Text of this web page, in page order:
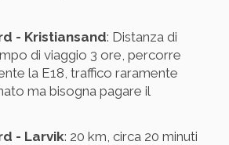
- Kristiansand: Distanza di
di viaggio 3 ore, percorre
la E18, traffico raramente
ma bisogna pagare il
- Larvik: 20 km, circa 20 minuti